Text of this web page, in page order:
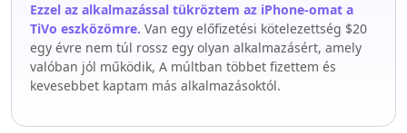
Ezzel az alkalmazással tükröztem az iPhone-omat a
TiVo eszközömre. Van egy előfizetési kötelezettség $20
egy évre nem túl rossz egy olyan alkalmazásért, amely
valóban jól működik, A múltban többet fizettem és
kevesebbet kaptam más alkalmazásoktól.